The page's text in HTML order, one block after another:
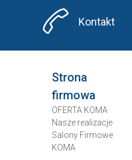
Kontakt
Strona
firmowa
OFERTA KOMA
Nasze realizacje
Salony Firmowe
KOMA